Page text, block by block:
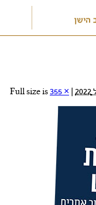
355 ×